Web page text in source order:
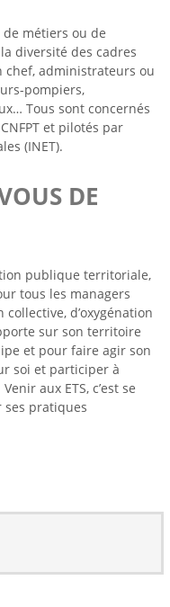
métiers ou de
diversité des cadres
administrateurs ou
pompiers,
Tous sont concernés
et pilotés par
(INET).
DE
publique territoriale,
tous les managers
d’oxygénation
sur son territoire
et pour faire agir son
soi et participer à
aux ETS, c’est se
pratiques